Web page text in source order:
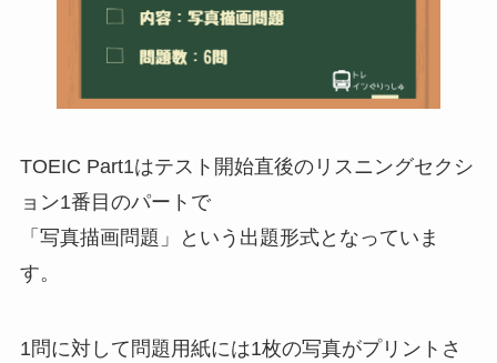
TOEIC Part1はテスト開始直後のリスニングセクシ
ョン1番目のパートで
「写真描画問題」という出題形式となっていま
す。
1問に対して問題用紙には1枚の写真がプリントさ